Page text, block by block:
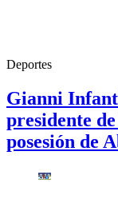
Deportes
Gianni
presidente
posesión de